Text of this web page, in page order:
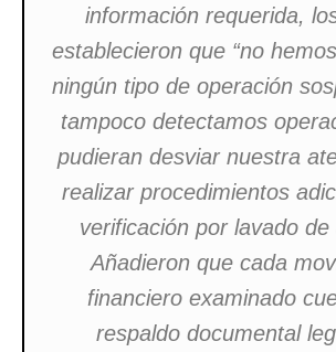
información requerida,
establecieron que “no
ningún tipo de operación
tampoco detectamos
pudieran desviar nuestra
realizar procedimientos
verificación por lavado de
Añadieron que cada
financiero examinado
respaldo documental